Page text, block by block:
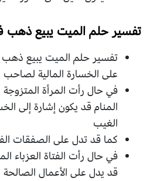
تفسير حلم الميت يبيع ذهب
تفسير حلم الميت يبيع ذهب
على الخسارة المالية لصاحب
في حال رأت المرأة
المنام قد يكون إشارة إلى
الغيب
كما قد تدل على الصفقات
في حال رأت الفتاة العزباء
قد يدل على الأعمال